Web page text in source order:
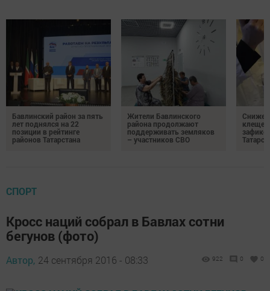
Бавлинский район за пять
лет поднялся на 22
позиции в рейтинге
районов Татарстана
Жители Бавлинского
района продолжают
поддерживать земляков
– участников СВО
клещей
СПОРТ
Кросс наций собрал в Бавлах сотни
бегунов (фото)
Автор, 24 сентября 2016 - 08:33 922 0 0